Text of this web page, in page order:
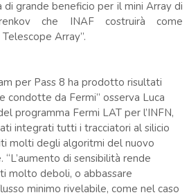
di grande beneficio per il mini Array di
che INAF costruirà come
Array”.
per Pass 8 ha prodotto risultati
condotte da Fermi” osserva Luca
programma Fermi LAT per l’INFN,
integrati tutti i tracciatori al silicio
molti degli algoritmi del nuovo
di sensibilità rende
molto deboli, o abbassare
minimo rivelabile, come nel caso